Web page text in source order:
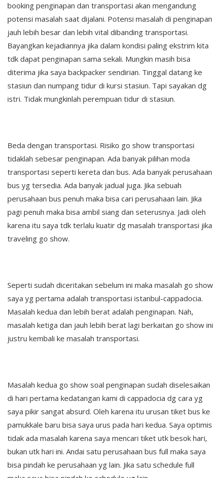
booking penginapan dan transportasi akan mengandung
potensi masalah saat dijalani. Potensi masalah di penginapan
jauh lebih besar dan lebih vital dibanding transportasi.
Bayangkan kejadiannya jika dalam kondisi paling ekstrim kita
tdk dapat penginapan sama sekali. Mungkin masih bisa
diterima jika saya backpacker sendirian. Tinggal datang ke
stasiun dan numpang tidur di kursi stasiun. Tapi sayakan dg
istri. Tidak mungkinlah perempuan tidur di stasiun.
Beda dengan transportasi. Risiko go show transportasi
tidaklah sebesar penginapan. Ada banyak pilihan moda
transportasi seperti kereta dan bus. Ada banyak perusahaan
bus yg tersedia. Ada banyak jadual juga. Jika sebuah
perusahaan bus penuh maka bisa cari perusahaan lain. Jika
pagi penuh maka bisa ambil siang dan seterusnya. Jadi oleh
karena itu saya tdk terlalu kuatir dg masalah transportasi jika
traveling go show.
Seperti sudah diceritakan sebelum ini maka masalah go show
saya yg pertama adalah transportasi istanbul-cappadocia.
Masalah kedua dan lebih berat adalah penginapan. Nah,
masalah ketiga dan jauh lebih berat lagi berkaitan go show ini
justru kembali ke masalah transportasi.
Masalah kedua go show soal penginapan sudah diselesaikan
di hari pertama kedatangan kami di cappadocia dg cara yg
saya pikir sangat absurd. Oleh karena itu urusan tiket bus ke
pamukkale baru bisa saya urus pada hari kedua. Saya optimis
tidak ada masalah karena saya mencari tiket utk besok hari,
bukan utk hari ini. Andai satu perusahaan bus full maka saya
bisa pindah ke perusahaan yg lain. Jika satu schedule full